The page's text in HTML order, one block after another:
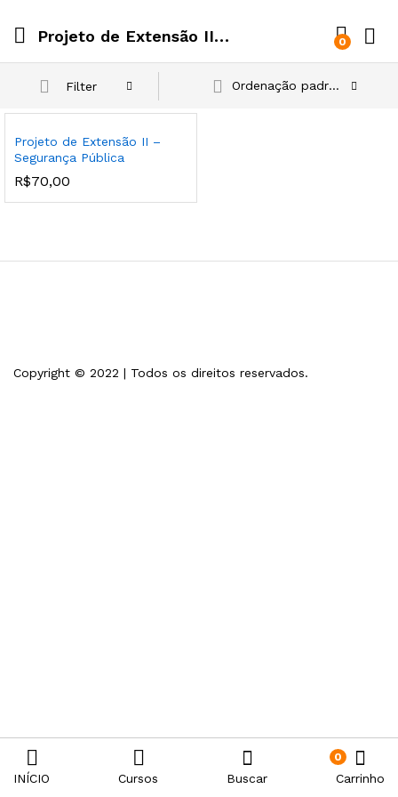
Projeto de Extensão II – Segurança Pública 0
Filter Ordenação padrão
Projeto de Extensão II –
Segurança Pública
R$70,00
Copyright © 2022 | Todos os direitos reservados.
INÍCIO Cursos Buscar
0
Carrinho